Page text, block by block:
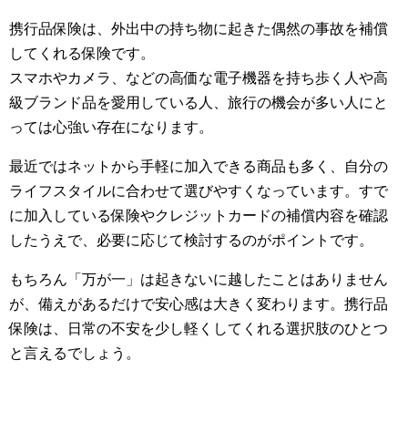
携行品保険は、外出中の持ち物に起きた偶然の事故を補償
してくれる保険です。
スマホやカメラ、などの高価な電子機器を持ち歩く人や高
級ブランド品を愛用している人、旅行の機会が多い人にと
っては心強い存在になります。
最近ではネットから手軽に加入できる商品も多く、自分の
ライフスタイルに合わせて選びやすくなっています。すで
に加入している保険やクレジットカードの補償内容を確認
したうえで、必要に応じて検討するのがポイントです。
もちろん「万が一」は起きないに越したことはありません
が、備えがあるだけで安心感は大きく変わります。携行品
保険は、日常の不安を少し軽くしてくれる選択肢のひとつ
と言えるでしょう。